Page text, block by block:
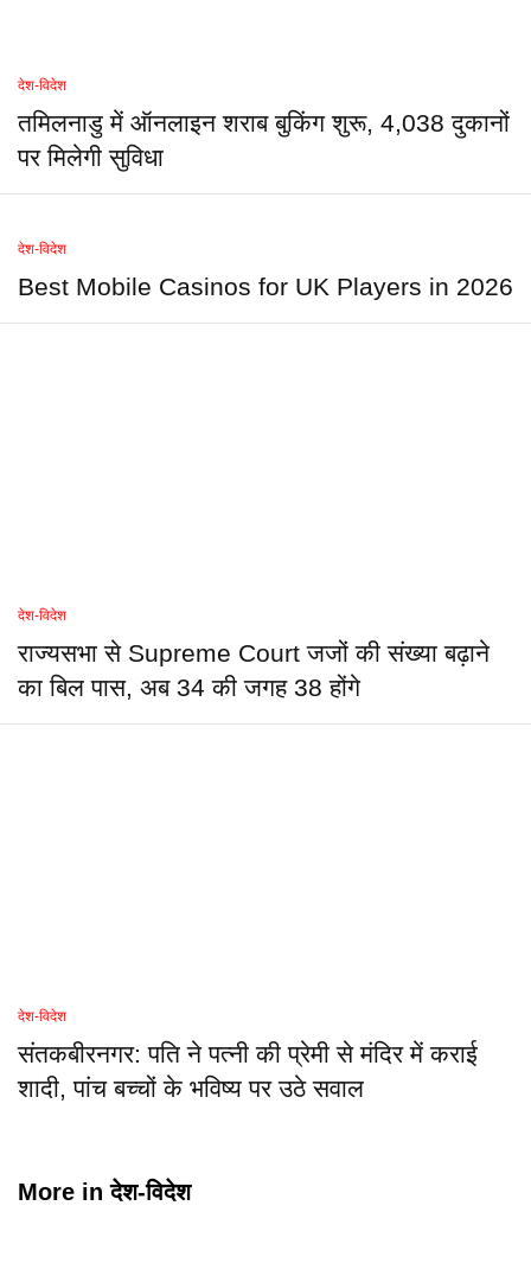
देश-विदेश
तमिलनाडु में ऑनलाइन शराब बुकिंग शुरू, 4,038 दुकानों
पर मिलेगी सुविधा
देश-विदेश
Best Mobile Casinos for UK Players in 2026
देश-विदेश
राज्यसभा से Supreme Court जजों की संख्या बढ़ाने
का बिल पास, अब 34 की जगह 38 होंगे
देश-विदेश
संतकबीरनगर: पति ने पत्नी की प्रेमी से मंदिर में कराई
शादी, पांच बच्चों के भविष्य पर उठे सवाल
More inदेश-विदेश